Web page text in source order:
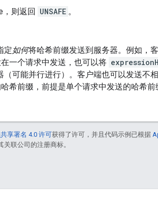
，则返回 UNSAFE 。
定如何将哈希前缀发送到服务器。例如，
一个请求中发送，也可以将
可能并行进行）。客户端也可以发送不
希前缀，前提是单个请求中发送的哈希前
享署名 4.0 许可获得了许可，并且代码示例已根据
关联公司的注册商标。